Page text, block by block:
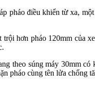
pháo điều khiển từ xa,
hơn pháo 120mm của
theo súng máy 30mm
pháo cùng tên lửa chống